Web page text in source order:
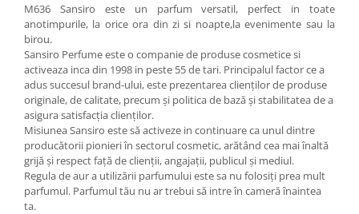
M636 Sansiro este un parfum versatil, perfect in toate
anotimpurile, la orice ora din zi si noapte,la evenimente sau la
birou.
Sansiro Perfume este o companie de produse cosmetice si
activeaza inca din 1998 in peste 55 de tari. Principalul factor ce a
adus succesul brand-ului, este prezentarea clienților de produse
originale, de calitate, precum și politica de bază și stabilitatea de a
asigura satisfacția clienților.
Misiunea Sansiro este să activeze in continuare ca unul dintre
producătorii pionieri în sectorul cosmetic, arătând cea mai înaltă
grijă și respect față de clienții, angajații, publicul și mediul.
Regula de aur a utilizării parfumului este sa nu folosiți prea mult
parfumul. Parfumul tău nu ar trebui să intre în cameră înaintea
ta.